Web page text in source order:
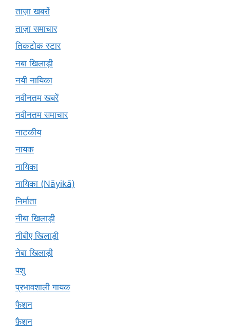
ताज़ा खबरों
ताज़ा समाचार
तिकटोक स्टार
नबा खिलाड़ी
नयी नायिका
नवीनतम खबरें
नवीनतम समाचार
नाटकीय
नायक
नायिका
नायिका (Nāyikā)
निर्माता
नीबा खिलाड़ी
नीबीए खिलाड़ी
नेबा खिलाड़ी
पशु
प्रभावशाली गायक
फैशन
फ़ैशन